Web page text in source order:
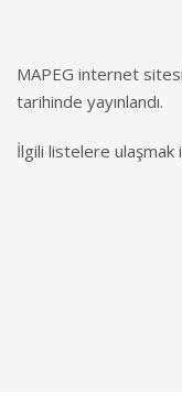
MAPEG internet
tarihinde yayınlandı.
İlgili listelere ulaşmak